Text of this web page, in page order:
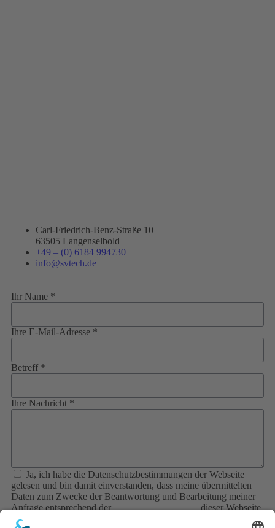
Carl-Friedrich-Benz-Straße 10
63505 Langenselbold
+49 – (0) 6184 994730
info@svtech.de
Ihr Name *
Ihre E-Mail-Adresse *
Betreff *
Ihre Nachricht *
Ja, ich habe die Datenschutzbestimmungen der Webseite
gelesen und bin damit einverstanden, dass meine übermittelten
Daten zum Zwecke der Beantwortung und Bearbeitung meiner
Anfrage entsprechend derDatenschutzerklärungdieser Webseite
gespeichert werden.